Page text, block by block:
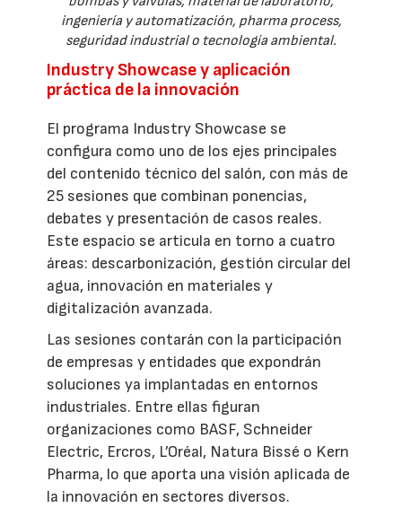
ingeniería y automatización, pharma process,
seguridad industrial o tecnología ambiental.
Industry Showcase y aplicación
práctica de la innovación
El programa Industry Showcase se
configura como uno de los ejes principales
del contenido técnico del salón, con más de
25 sesiones que combinan ponencias,
debates y presentación de casos reales.
Este espacio se articula en torno a cuatro
áreas: descarbonización, gestión circular del
agua, innovación en materiales y
digitalización avanzada.
Las sesiones contarán con la participación
de empresas y entidades que expondrán
soluciones ya implantadas en entornos
industriales. Entre ellas figuran
organizaciones como BASF, Schneider
Electric, Ercros, L’Oréal, Natura Bissé o Kern
Pharma, lo que aporta una visión aplicada de
la innovación en sectores diversos.